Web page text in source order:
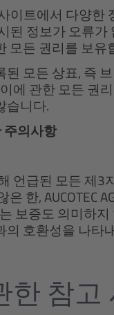
사이트에서 다양
된 정보가 오류
모든 권리를 보유
된 모든 상표, 즉
이에 관한 모든
습니다.
주의사항
언급된 모든 제
한, AUCOTEC
보증도 의미하
의 호환성을 나타
한 참고